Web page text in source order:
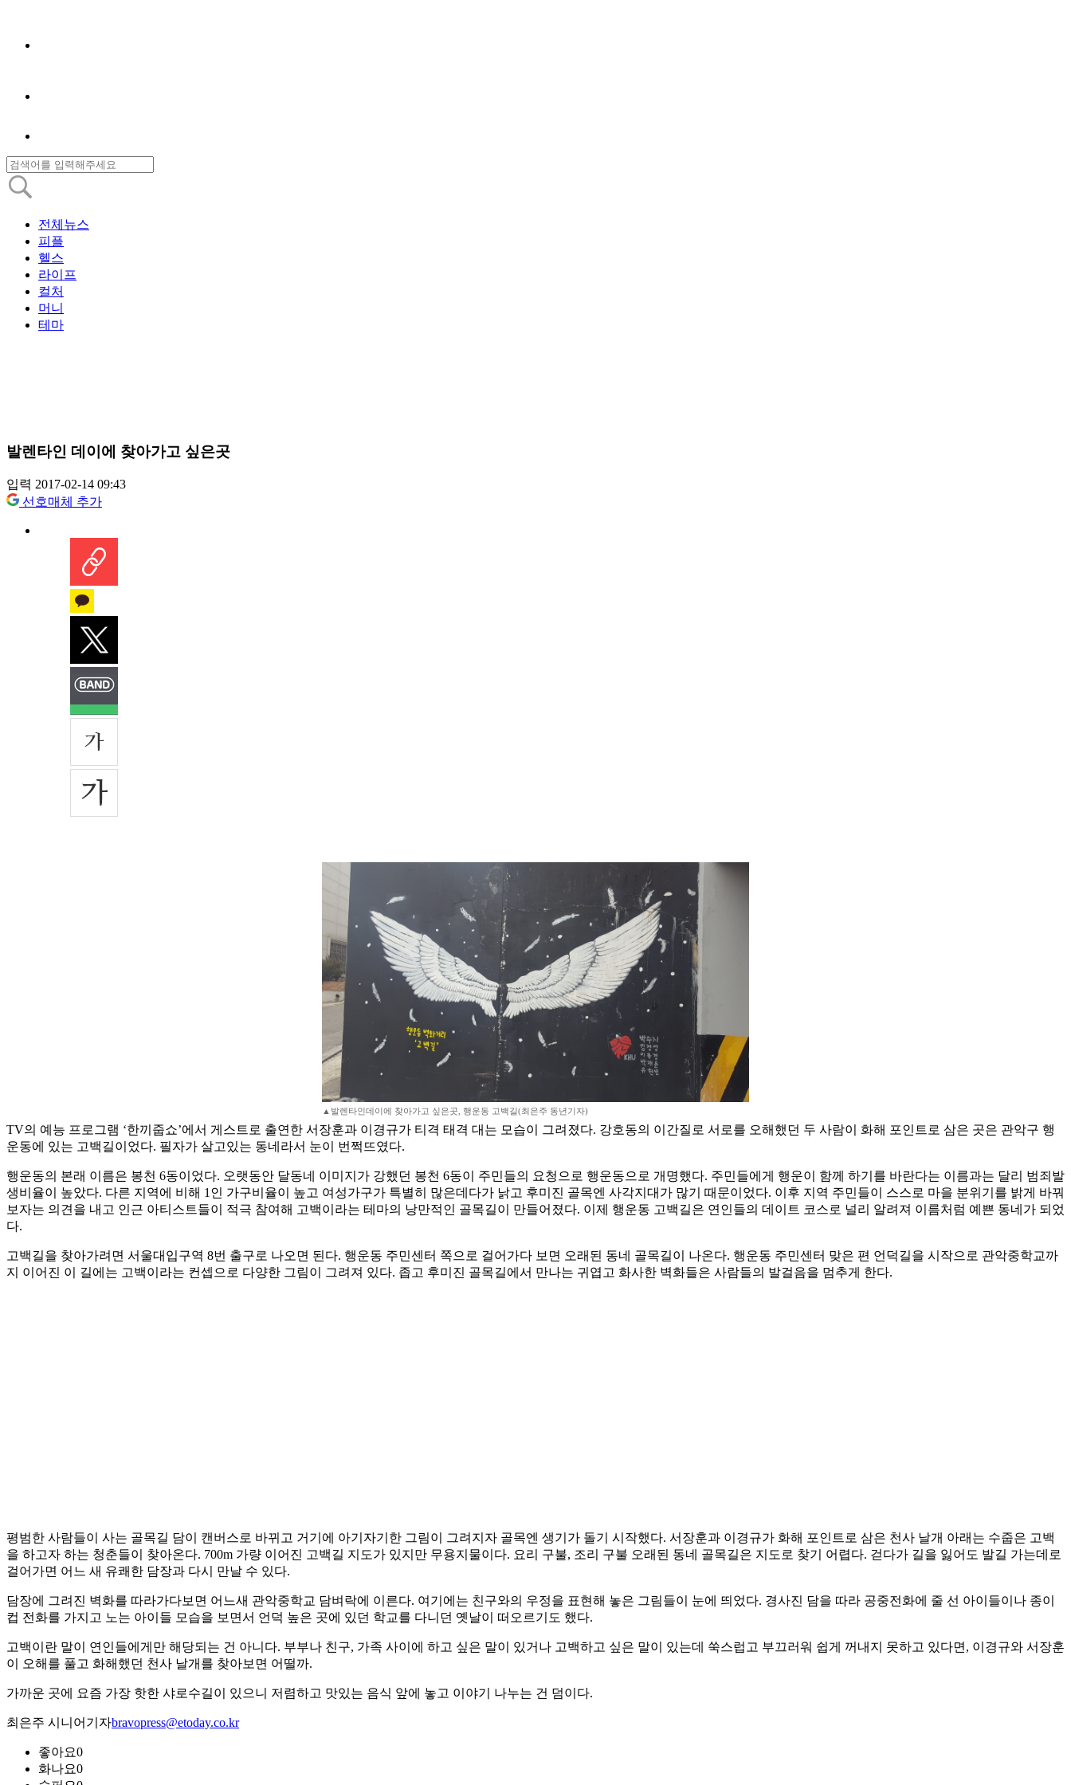
전체뉴스
피플
헬스
라이프
컬처
머니
테마
발렌타인 데이에 찾아가고 싶은곳
입력 2017-02-14 09:43
선호매체 추가
▲발렌타인데이에 찾아가고 싶은곳, 행운동 고백길(최은주 동년기자)
TV의 예능 프로그램 ‘한끼줍쇼’에서 게스트로 출연한 서장훈과 이경규가 티격 태격 대는 모습이 그려졌다. 강호동의 이간질로 서로를 오해했던 두 사람이 화해 포인트로 삼은 곳은 관악구 행
운동에 있는 고백길이었다. 필자가 살고있는 동네라서 눈이 번쩍뜨였다.
행운동의 본래 이름은 봉천 6동이었다. 오랫동안 달동네 이미지가 강했던 봉천 6동이 주민들의 요청으로 행운동으로 개명했다. 주민들에게 행운이 함께 하기를 바란다는 이름과는 달리 범죄발
생비율이 높았다. 다른 지역에 비해 1인 가구비율이 높고 여성가구가 특별히 많은데다가 낡고 후미진 골목엔 사각지대가 많기 때문이었다. 이후 지역 주민들이 스스로 마을 분위기를 밝게 바꿔
보자는 의견을 내고 인근 아티스트들이 적극 참여해 고백이라는 테마의 낭만적인 골목길이 만들어졌다. 이제 행운동 고백길은 연인들의 데이트 코스로 널리 알려져 이름처럼 예쁜 동네가 되었
다.
고백길을 찾아가려면 서울대입구역 8번 출구로 나오면 된다. 행운동 주민센터 쪽으로 걸어가다 보면 오래된 동네 골목길이 나온다. 행운동 주민센터 맞은 편 언덕길을 시작으로 관악중학교까
지 이어진 이 길에는 고백이라는 컨셉으로 다양한 그림이 그려져 있다. 좁고 후미진 골목길에서 만나는 귀엽고 화사한 벽화들은 사람들의 발걸음을 멈추게 한다.
평범한 사람들이 사는 골목길 담이 캔버스로 바뀌고 거기에 아기자기한 그림이 그려지자 골목엔 생기가 돌기 시작했다. 서장훈과 이경규가 화해 포인트로 삼은 천사 날개 아래는 수줍은 고백
을 하고자 하는 청춘들이 찾아온다. 700m 가량 이어진 고백길 지도가 있지만 무용지물이다. 요리 구불, 조리 구불 오래된 동네 골목길은 지도로 찾기 어렵다. 걷다가 길을 잃어도 발길 가는데로
걸어가면 어느 새 유쾌한 담장과 다시 만날 수 있다.
담장에 그려진 벽화를 따라가다보면 어느새 관악중학교 담벼락에 이른다. 여기에는 친구와의 우정을 표현해 놓은 그림들이 눈에 띄었다. 경사진 담을 따라 공중전화에 줄 선 아이들이나 종이
컵 전화를 가지고 노는 아이들 모습을 보면서 언덕 높은 곳에 있던 학교를 다니던 옛날이 떠오르기도 했다.
고백이란 말이 연인들에게만 해당되는 건 아니다. 부부나 친구, 가족 사이에 하고 싶은 말이 있거나 고백하고 싶은 말이 있는데 쑥스럽고 부끄러워 쉽게 꺼내지 못하고 있다면, 이경규와 서장훈
이 오해를 풀고 화해했던 천사 날개를 찾아보면 어떨까.
가까운 곳에 요즘 가장 핫한 샤로수길이 있으니 저렴하고 맛있는 음식 앞에 놓고 이야기 나누는 건 덤이다.
최은주 시니어기자bravopress@etoday.co.kr
좋아요0
화나요0